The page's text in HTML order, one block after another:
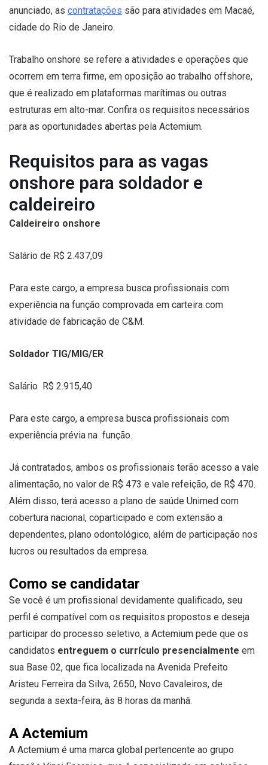
anunciado, as contratações são para atividades em Macaé,
cidade do Rio de Janeiro.
Trabalho onshore se refere a atividades e operações que
ocorrem em terra firme, em oposição ao trabalho offshore,
que é realizado em plataformas marítimas ou outras
estruturas em alto-mar. Confira os requisitos necessários
para as oportunidades abertas pela Actemium.
Requisitos para as vagas
onshore para soldador e
caldeireiro
Caldeireiro onshore
Salário de R$ 2.437,09
Para este cargo, a empresa busca profissionais com
experiência na função comprovada em carteira com
atividade de fabricação de C&M.
Soldador TIG/MIG/ER
Salário R$ 2.915,40
Para este cargo, a empresa busca profissionais com
experiência prévia na função.
Já contratados, ambos os profissionais terão acesso a vale
alimentação, no valor de R$ 473 e vale refeição, de R$ 470.
Além disso, terá acesso a plano de saúde Unimed com
cobertura nacional, coparticipado e com extensão a
dependentes, plano odontológico, além de participação nos
lucros ou resultados da empresa.
Como se candidatar
Se você é um profissional devidamente qualificado, seu
perfil é compatível com os requisitos propostos e deseja
participar do processo seletivo, a Actemium pede que os
candidatos entreguem o currículo presencialmente em
sua Base 02, que fica localizada na Avenida Prefeito
Aristeu Ferreira da Silva, 2650, Novo Cavaleiros, de
segunda a sexta-feira, às 8 horas da manhã.
A Actemium
A Actemium é uma marca global pertencente ao grupo